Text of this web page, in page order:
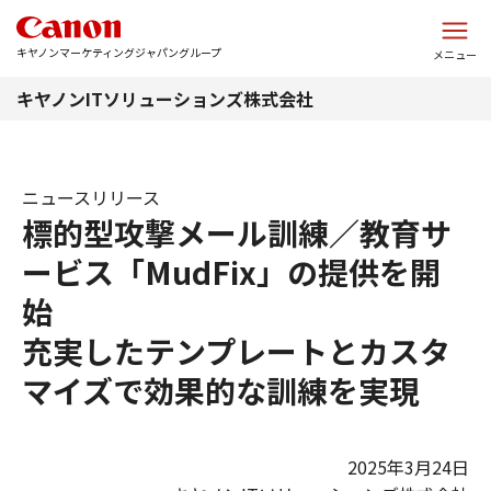
キヤノンマーケティングジャパングループ メニュー
キヤノンITソリューションズ株式会社
標的型攻撃メール訓練／教育サ
ービス「MudFix」の提供を開
始
充実したテンプレートとカスタ
マイズで効果的な訓練を実現
ニュースリリース
2025年3月24日